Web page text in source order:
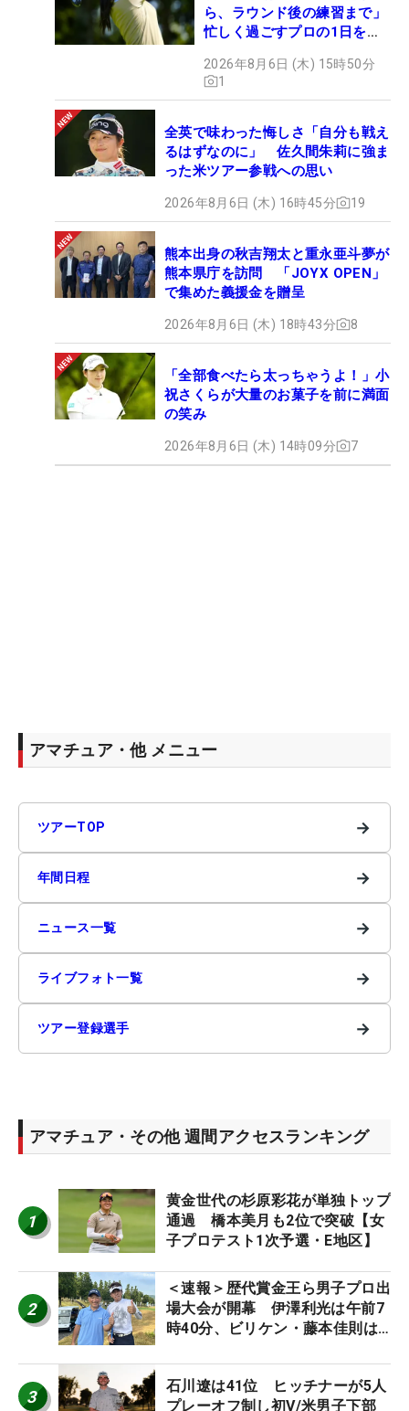
ら、ラウンド後の練習まで」
忙しく過ごすプロの1日を公
2026年8月6日 (木) 15時50分
1
全英で味わった悔しさ「自分も戦え
るはずなのに」 佐久間朱莉に強ま
った米ツアー参戦への思い
2026年8月6日 (木) 16時45分 19
熊本出身の秋吉翔太と重永亜斗夢が
熊本県庁を訪問 「JOYX OPEN」
で集めた義援金を贈呈
2026年8月6日 (木) 18時43分 8
「全部食べたら太っちゃうよ！」小
祝さくらが大量のお菓子を前に満面
の笑み
2026年8月6日 (木) 14時09分 7
アマチュア・他 メニュー
ツアーTOP →
年間日程 →
ニュース一覧 →
ライブフォト一覧 →
ツアー登録選手 →
アマチュア・その他 週間アクセスランキング
1
黄金世代の杉原彩花が単独トップ
通過 橋本美月も2位で突破【女
子プロテスト1次予選・E地区】
2
＜速報＞歴代賞金王ら男子プロ出
場大会が開幕 伊澤利光は午前7
時40分、ビリケン・藤本佳則は
STAGE JOYX OPEN】
3
石川遼は41位 ヒッチナーが5人
プレーオフ制し初V/米男子下部